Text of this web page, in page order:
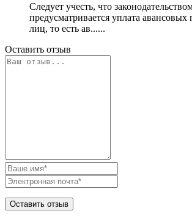
Следует учесть, что
предусматривается уплата авансовых
лиц, то есть ав......
Оставить отзыв